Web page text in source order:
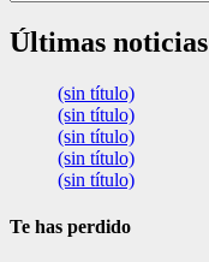
Últimas noticias
(sin título)
(sin título)
(sin título)
(sin título)
(sin título)
Te has perdido